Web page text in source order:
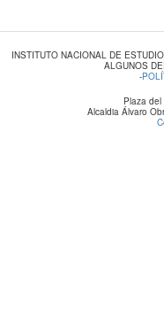
INSTITUTO NACIONAL DE
ALGUNOS
-
Plaza
Alcaldia Álvaro